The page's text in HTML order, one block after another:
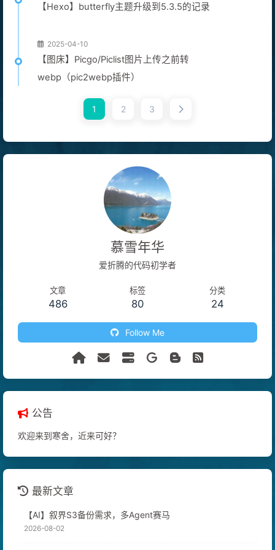
【Hexo】butterfly主题升级到5.3.5的记录
2025-04-10
【图床】Picgo/Piclist图片上传之前转
webp（pic2webp插件）
1 2 3
慕雪年华
爱折腾的代码初学者
文章
486
标签
80
分类
24
Follow Me
公告
欢迎来到寒舍，近来可好？
最新文章
【AI】叙界S3备份需求，多Agent赛马
2026-08-02